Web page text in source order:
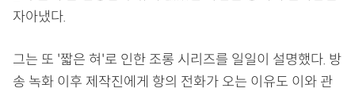
자아냈다.
그는 또 '짧은 혀'로 인한 조롱 시리즈를 일일이 설명했다. 방
송 녹화 이후 제작진에게 항의 전화가 오는 이유도 이와 관